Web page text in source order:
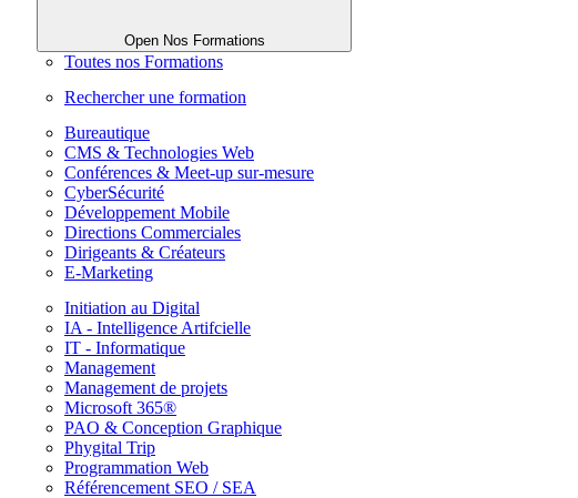
Open Nos Formations
Toutes nos Formations
Rechercher une formation
Bureautique
CMS & Technologies Web
Conférences & Meet-up sur-mesure
CyberSécurité
Développement Mobile
Directions Commerciales
Dirigeants & Créateurs
E-Marketing
Initiation au Digital
IA - Intelligence Artifcielle
IT - Informatique
Management
Management de projets
Microsoft 365®
PAO & Conception Graphique
Phygital Trip
Programmation Web
Référencement SEO / SEA